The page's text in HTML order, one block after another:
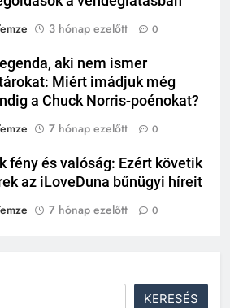
KERESÉS
3 hónap ezelőtt 0
aki nem ismer
Miért imádjuk még
a Chuck Norris-poénokat?
7 hónap ezelőtt 0
fény és valóság: Ezért követik
az iLoveDuna bűnügyi híreit
7 hónap ezelőtt 0